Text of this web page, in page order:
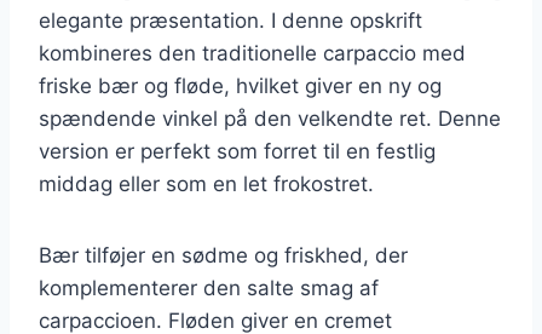
elegante præsentation. I denne opskrift
kombineres den traditionelle carpaccio med
friske bær og fløde, hvilket giver en ny og
spændende vinkel på den velkendte ret. Denne
version er perfekt som forret til en festlig
middag eller som en let frokostret.
Bær tilføjer en sødme og friskhed, der
komplementerer den salte smag af
carpaccioen. Fløden giver en cremet